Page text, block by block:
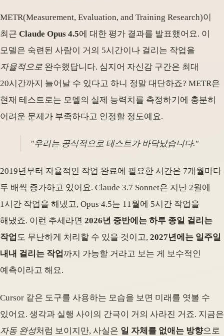
METR(Measurement, Evaluation, and Training Research)이
최근 Claude Opus 4.5에 대한 평가 결과를 발표했어요. 이
모델은 숙련된 사람이 거의 5시간이나 걸리는 작업을
자율적으로 완수했답니다. 심지어 자신감 구간은 최대
20시간까지 늘어날 수 있다고 하니 정말 대단하죠? METR은
현재 테스트로는 모델의 실제 능력치를 측정하기에 충분히
어려운 문제가 부족하다고 인정할 정도예요.
"우리는 공식적으로 테스트가 바닥났습니다."
2019년부터 자율적인 작업 완료에 필요한 시간은 7개월마다
두 배씩 증가하고 있어요. Claude 3.7 Sonnet은 지난 2월에
1시간 작업을 해냈고, Opus 4.5는 11월에 5시간 작업을
해냈죠. 이런 추세라면 2026년 중반에는 하루 종일 걸리는
작업 도 무난하게 처리할 수 있을 것이고, 2027년에는 일주일
내내 걸리는 작업 까지 가능할 거라고 보는 게 보수적인
예측이라고 해요.
Cursor 같은 도구를 사용하는 모습을 보면 미래를 엿볼 수
있어요. 생각과 실행 사이의 간극이 거의 사라진 거죠. 지금은
자동 완성처럼 보이지만, 사실은 일 자체를 없애는 방향으로